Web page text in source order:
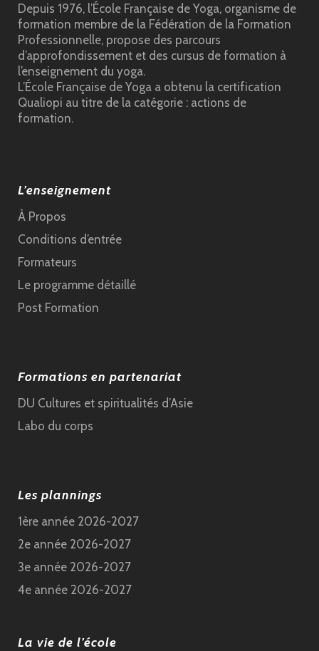
Depuis 1976, l’École Française de Yoga, organisme de
formation membre de la Fédération de la Formation
Professionnelle, propose des parcours
d’approfondissement et des cursus de formation à
l’enseignement du yoga.
L’École Française de Yoga a obtenu la certification
Qualiopi au titre de la catégorie : actions de
formation.
L’enseignement
À Propos
Conditions d’entrée
Formateurs
Le programme détaillé
Post Formation
Formations en partenariat
DU Cultures et spiritualités d’Asie
Labo du corps
Les plannings
1ère année 2026-2027
2e année 2026-2027
3e année 2026-2027
4e année 2026-2027
La vie de l’école